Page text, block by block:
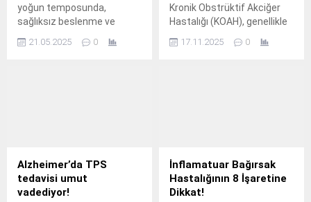
yoğun temposunda,
sağlıksız beslenme ve
alışkanlıklarının da etkisiyle
21.05.2025 0
Kronik Obstrüktif Akciğer
Hastalığı (KOAH), genellikle
çıkan, yavaş seyreden ve
17.11.2025 0
Alzheimer’da TPS
tedavisi umut
vadediyor!
İnflamatuar Bağırsak
Hastalığının 8 İşaretine
Dikkat!